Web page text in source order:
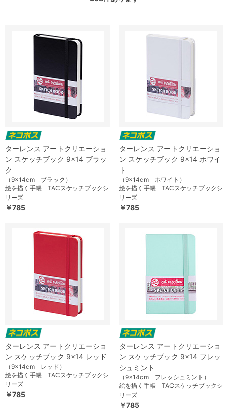
ターレンス アートクリエーショ
ン スケッチブック 9×14 ブラッ
ク
（9×14cm ブラック）
絵を描く手帳 TACスケッチブックシ
リーズ
￥785
ターレンス アートクリエーショ
ン スケッチブック 9×14 ホワイ
ト
（9×14cm ホワイト）
絵を描く手帳 TACスケッチブックシ
リーズ
￥785
ターレンス アートクリエーショ
ン スケッチブック 9×14 レッド
（9×14cm レッド）
絵を描く手帳 TACスケッチブックシ
リーズ
￥785
ターレンス アートクリエーショ
ン スケッチブック 9×14 フレッ
シュミント
（9×14cm フレッシュミント）
絵を描く手帳 TACスケッチブックシ
リーズ
￥785